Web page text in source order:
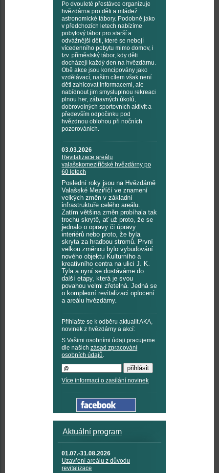
Po dvouleté přestávce organizuje
hvězdárna pro děti a mládež
astronomické tábory. Podobně jako
v předchozích letech nabízíme
pobytový tábor pro starší a
odvážnější děti, které se nebojí
vícedenního pobytu mimo domov, i
tzv. příměstský tábor, kdy děti
docházejí každý den na hvězdárnu.
Obě akce jsou koncipovány jako
vzdělávací, naším cílem však není
děti zahlcovat informacemi, ale
nabídnout jim smysluplnou rekreaci
plnou her, zábavných úkolů,
dobrovolných sportovních aktivit a
především odpočinku pod
hvězdnou oblohou při nočních
pozorováních.
03.03.2026
Revitalizace areálu
valašskomeziříčské hvězdárny po
60 letech
Poslední roky jsou na Hvězdárně
Valašské Meziříčí ve znamení
velkých změn v základní
infrastruktuře celého areálu.
Zatím většina změn probíhala tak
trochu skrytě, ať už proto, že se
jednalo o opravy či úpravy
interiérů nebo proto, že byla
skryta za hradbou stromů. První
velkou změnou bylo vybudování
nového objektu Kulturního a
kreativního centra na ulici J. K.
Tyla a nyní se dostáváme do
další etapy, která je svou
povahou velmi zřetelná. Jedná se
o komplexní revitalizaci oplocení
a areálu hvězdárny.
Přihlašte se k odběru aktualit AKA,
novinek z hvězdárny a akcí:
S Vašimi osobními údaji pracujeme
dle našich zásad zpracování
osobních údajů.
Více informací o zasílání novinek
Aktuální program
01.07.-31.08.2026
Uzavření areálu z důvodu
revitalizace